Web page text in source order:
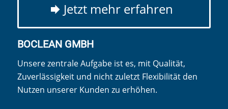
Jetzt mehr erfahren
BOCLEAN GMBH
Unsere zentrale Aufgabe ist es, mit Qualität,
Zuverlässigkeit und nicht zuletzt Flexibilität den
Nutzen unserer Kunden zu erhöhen.